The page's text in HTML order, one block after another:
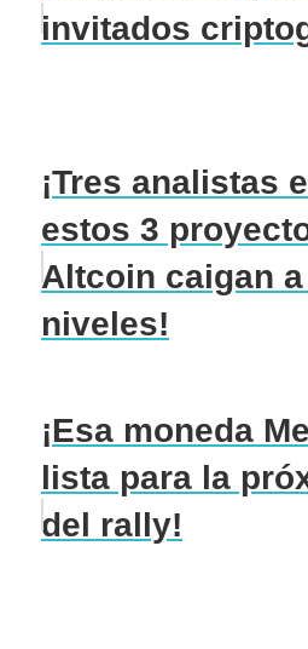
invitados
¡Tres analistas
estos 3
Altcoin caigan
niveles!
¡Esa moneda
lista para la
del rally!